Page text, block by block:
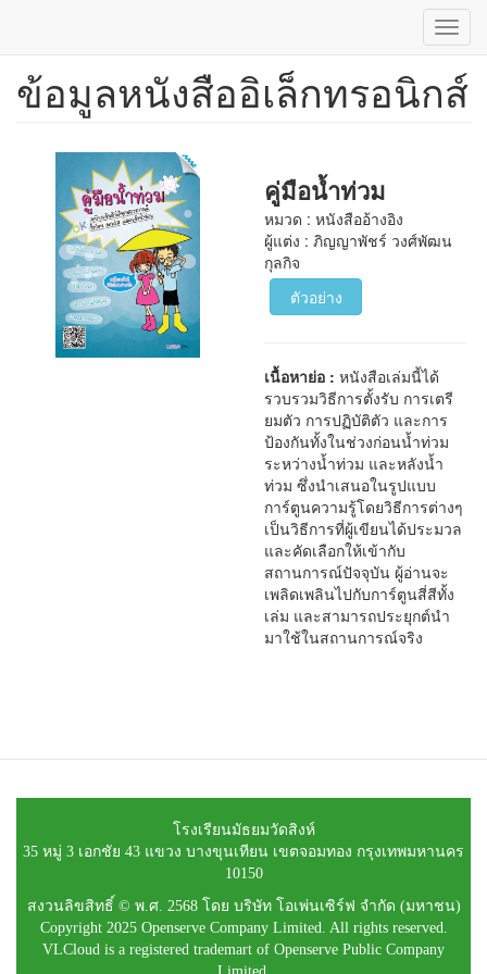
ข้าม
ข้อมูลหนังสืออิเล็กทรอนิกส์
คู่มือน้ำท่วม
หมวด : หนังสืออ้างอิง
ผู้แต่ง : ภิญญาพัชร์ วงศ์พัฒน
กุลกิจ
ตัวอย่าง
เนื้อหาย่อ :หนังสือเล่มนี้ได้
รวบรวมวิธีการตั้งรับ การเตรี
ยมตัว การปฏิบัติตัว และการ
ป้องกันทั้งในช่วงก่อนน้ำท่วม
ระหว่างน้ำท่วม และหลังน้ำ
ท่วม ซึ่งนำเสนอในรูปแบบ
การ์ตูนความรู้โดยวิธีการต่างๆ
เป็นวิธีการที่ผู้เขียนได้ประมวล
และคัดเลือกให้เข้ากับ
สถานการณ์ปัจจุบัน ผู้อ่านจะ
เพลิดเพลินไปกับการ์ตูนสี่สีทั้ง
เล่ม และสามารถประยุกต์นำ
มาใช้ในสถานการณ์จริง
โรงเรียนมัธยมวัดสิงห์
35 หมู่ 3 เอกชัย 43 แขวง บางขุนเทียน เขตจอมทอง กรุงเทพมหานคร
10150
สงวนลิขสิทธิ์ © พ.ศ. 2568 โดย บริษัท โอเพ่นเซิร์ฟ จำกัด (มหาชน)
Copyright 2025 Openserve Company Limited. All rights reserved.
VLCloud is a registered trademart of Openserve Public Company